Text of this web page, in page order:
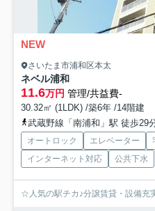
NEW
さいたま市浦和区本太
ネベル浦和
11.6万円 管理/共益費-
30.32㎡ (1LDK) /築6年 /14階建
武蔵野線「南浦和」駅 徒歩29
オートロック エレベーター
インターネット対応
公共下水
☆人気の駅チカ♪分譲賃貸・設備充